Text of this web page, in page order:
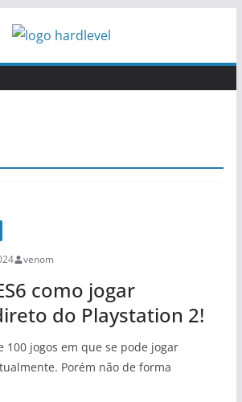
venom
como jogar
do Playstation 2!
100 jogos em que se pode jogar
Porém não de forma